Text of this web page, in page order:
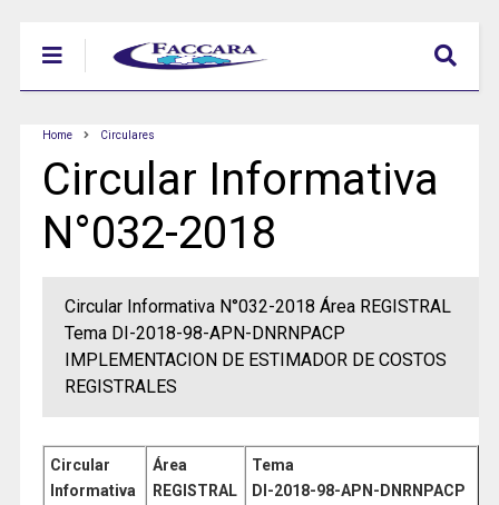
Home Circulares
Circular Informativa
N°032-2018
Circular Informativa N°032-2018 Área REGISTRAL
Tema DI-2018-98-APN-DNRNPACP
IMPLEMENTACION DE ESTIMADOR DE COSTOS
REGISTRALES
Circular
Informativa
Área
REGISTRAL
Tema
DI-2018-98-APN-DNRNPACP